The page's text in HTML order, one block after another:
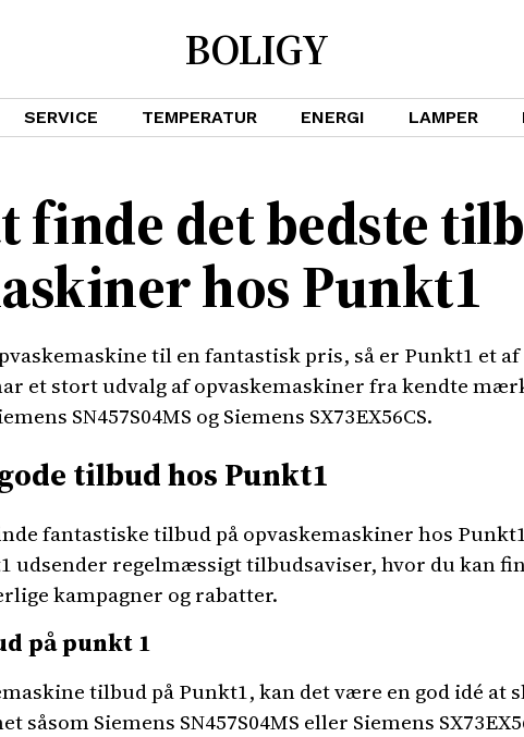
BOLIGY
SERVICE TEMPERATUR ENERGI LAMPER
finde det bedste
hos Punkt1
til en fantastisk pris, så er Punkt1 et
et stort udvalg af opvaskemaskiner fra kendte
SN457S04MS og Siemens SX73EX56CS.
tilbud hos Punkt1
fantastiske tilbud på opvaskemaskiner hos
udsender regelmæssigt tilbudsaviser, hvor du kan
kampagner og rabatter.
på punkt 1
tilbud på Punkt1, kan det være en god idé at
såsom Siemens SN457S04MS eller Siemens